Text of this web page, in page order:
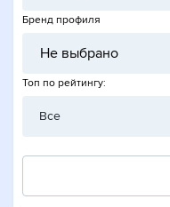
Бренд профиля
Не выбрано
Топ по рейтингу:
Все